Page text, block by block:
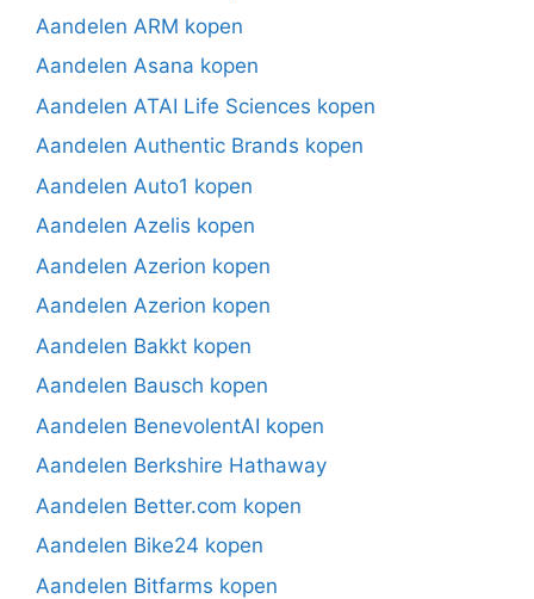
Aandelen ARM kopen
Aandelen Asana kopen
Aandelen ATAI Life Sciences kopen
Aandelen Authentic Brands kopen
Aandelen Auto1 kopen
Aandelen Azelis kopen
Aandelen Azerion kopen
Aandelen Azerion kopen
Aandelen Bakkt kopen
Aandelen Bausch kopen
Aandelen BenevolentAI kopen
Aandelen Berkshire Hathaway
Aandelen Better.com kopen
Aandelen Bike24 kopen
Aandelen Bitfarms kopen